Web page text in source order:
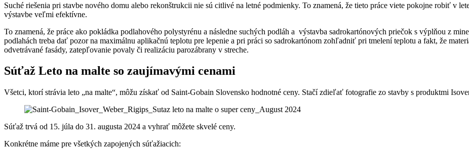
Suché riešenia pri stavbe nového domu alebo rekonštrukcii nie sú citlivé na letné podmienky. To znamená, že tieto práce viete pokojne robiť v
výstavbe veľmi efektívne.
To znamená, že práce ako pokládka podlahového polystyrénu a následne suchých podláh a výstavba sadrokartónových priečok s výplňou z
podlahách treba dať pozor na maximálnu aplikačnú teplotu pre lepenie a pri práci so sadrokartónom zohľadniť pri tmelení teplotu a fakt, že
odvetrávané fasády, zatepľovanie povaly či realizáciu parozábrany v streche.
Súťaž Leto na malte so zaujímavými cenami
Všetci, ktorí strávia leto „na malte“, môžu získať od Saint-Gobain Slovensko hodnotné ceny. Stačí zdieľať fotografie zo stavby s produktmi
Súťaž trvá od 15. júla do 31. augusta 2024 a vyhrať môžete skvelé ceny.
Konkrétne máme pre všetkých zapojených súťažiacich: